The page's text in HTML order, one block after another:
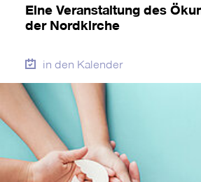
Eine Veranstaltung des
der Nordkirche
in den Kalender